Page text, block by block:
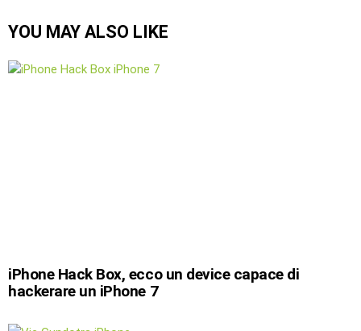
YOU MAY ALSO LIKE
iPhone Hack Box, ecco un device capace di
hackerare un iPhone 7